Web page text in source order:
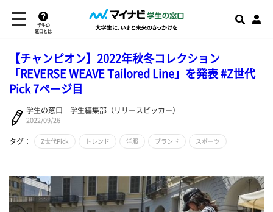
学生の
窓口とは
【チャンピオン】2022年秋冬コレクション
「REVERSE WEAVE Tailored Line」を発表 #Z世代
Pick 7ページ目
学生の窓口 学生編集部（リリースピッカー）
2022/09/26
タグ： Z世代Pick トレンド 洋服 ブランド スポーツ